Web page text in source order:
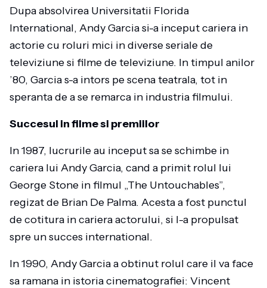
Dupa absolvirea Universitatii Florida
International, Andy Garcia si-a inceput cariera in
actorie cu roluri mici in diverse seriale de
televiziune si filme de televiziune. In timpul anilor
’80, Garcia s-a intors pe scena teatrala, tot in
speranta de a se remarca in industria filmului.
Succesul in filme si premiilor
In 1987, lucrurile au inceput sa se schimbe in
cariera lui Andy Garcia, cand a primit rolul lui
George Stone in filmul „The Untouchables”,
regizat de Brian De Palma. Acesta a fost punctul
de cotitura in cariera actorului, si l-a propulsat
spre un succes international.
In 1990, Andy Garcia a obtinut rolul care il va face
sa ramana in istoria cinematografiei: Vincent